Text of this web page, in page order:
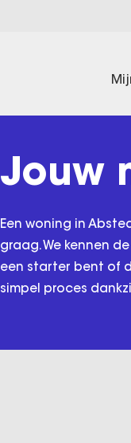
Jouw
Een woning in
graag. We kennen
een starter bent of
simpel proces